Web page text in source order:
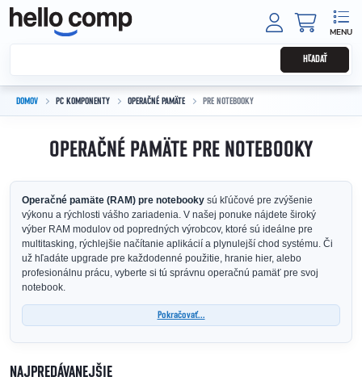
Prejsť na obsah
HĽADAŤ
DOMOV PC KOMPONENTY OPERAČNÉ PAMÄTE PRE NOTEBOOKY
OPERAČNÉ PAMÄTE PRE NOTEBOOKY
Operačné pamäte (RAM) pre notebooky sú kľúčové pre zvýšenie
výkonu a rýchlosti vášho zariadenia. V našej ponuke nájdete široký
výber RAM modulov od popredných výrobcov, ktoré sú ideálne pre
multitasking, rýchlejšie načítanie aplikácií a plynulejší chod systému. Či
už hľadáte upgrade pre každodenné použitie, hranie hier, alebo
profesionálnu prácu, vyberte si tú správnu operačnú pamäť pre svoj
notebook.
Pokračovať...
NAJPREDÁVANEJŠIE